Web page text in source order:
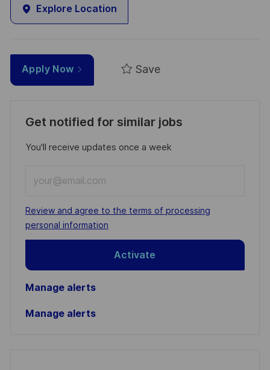
Explore Location
Apply Now Save
Get notified for similar jobs
You'll receive updates once a week
Email
address
(Required)
Required
Review and agree to the terms of processing
personal information
Activate
Manage alerts
Manage alerts